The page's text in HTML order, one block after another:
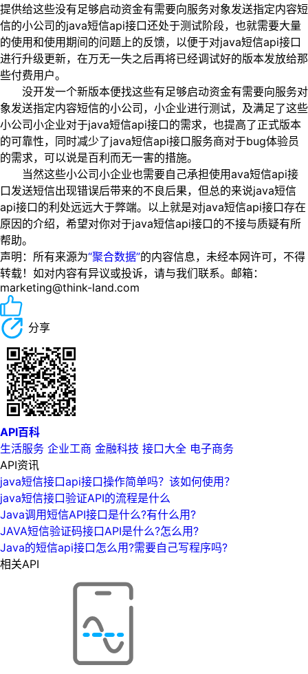
提供给这些没有足够启动资金有需要向服务对象发送指定内容短
信的小公司的java短信api接口还处于测试阶段，也就需要大量
的使用和使用期间的问题上的反馈，以便于对java短信api接口
进行升级更新，在万无一失之后再将已经调试好的版本发放给那
些付费用户。
没开发一个新版本便找这些有足够启动资金有需要向服务对
象发送指定内容短信的小公司，小企业进行测试，及满足了这些
小公司小企业对于java短信api接口的需求，也提高了正式版本
的可靠性，同时减少了java短信api接口服务商对于bug体验员
的需求，可以说是百利而无一害的措施。
当然这些小公司小企业也需要自己承担使用ava短信api接
口发送短信出现错误后带来的不良后果，但总的来说java短信
api接口的利处远远大于弊端。以上就是对java短信api接口存在
原因的介绍，希望对你对于java短信api接口的不接与质疑有所
帮助。
声明：所有来源为“聚合数据”的内容信息，未经本网许可，不得
转载！如对内容有异议或投诉，请与我们联系。邮箱：
marketing@think-land.com
分享
API百科
生活服务 企业工商 金融科技 接口大全 电子商务
API资讯
java短信接口api接口操作简单吗？该如何使用？
java短信接口验证API的流程是什么
Java调用短信API接口是什么?有什么用?
JAVA短信验证码接口API是什么?怎么用?
Java的短信api接口怎么用?需要自己写程序吗?
相关API